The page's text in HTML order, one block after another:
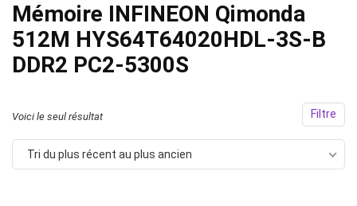
Mémoire INFINEON Qimonda
512M HYS64T64020HDL-3S-B
DDR2 PC2-5300S
Filtre
Voici le seul résultat
Tri du plus récent au plus ancien